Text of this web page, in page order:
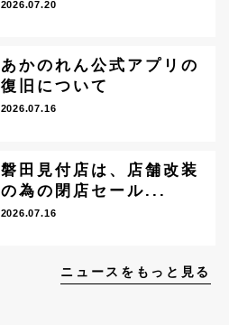
2026.07.20
あかのれん公式アプリの
復旧について
2026.07.16
磐田見付店は、店舗改装
の為の閉店セール...
2026.07.16
ニュースをもっと見る